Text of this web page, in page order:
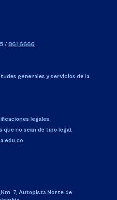
/ 861 6666
generales y servicios de la
legales.
no sean de tipo legal.
Km. 7, Autopista Norte de